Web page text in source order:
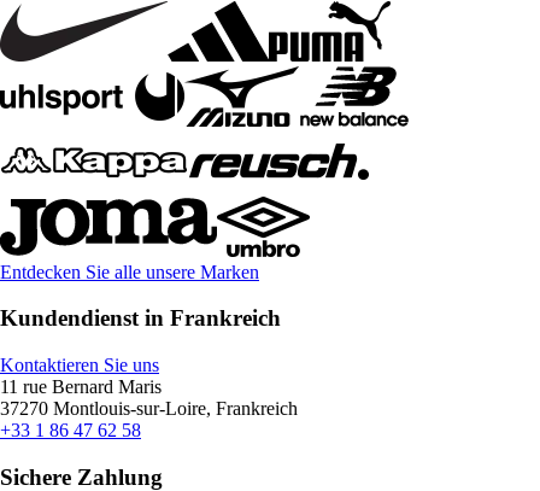
Entdecken Sie alle unsere Marken
Kundendienst in Frankreich
Kontaktieren Sie uns
11 rue Bernard Maris
37270 Montlouis-sur-Loire, Frankreich
+33 1 86 47 62 58
Sichere Zahlung